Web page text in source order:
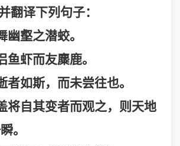
翻译下列句子：
幽壑之潜蛟。
鱼虾而友麋鹿。
者如斯，而未尝往也。
将自其变者而观之，则天地
。